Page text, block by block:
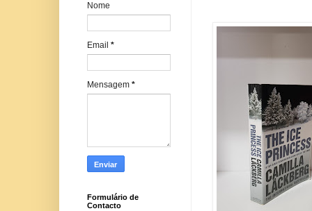
Nome
Email *
Mensagem *
Formulário de
Contacto